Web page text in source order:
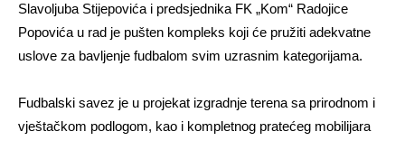
Slavoljuba Stijepovića i predsjednika FK „Kom“ Radojice
Popovića u rad je pušten kompleks koji će pružiti adekvatne
uslove za bavljenje fudbalom svim uzrasnim kategorijama.
Fudbalski savez je u projekat izgradnje terena sa prirodnom i
vještačkom podlogom, kao i kompletnog pratećeg mobilijara